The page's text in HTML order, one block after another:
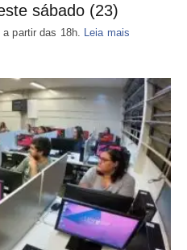
sábado (23)
partir das 18h. Leia mais